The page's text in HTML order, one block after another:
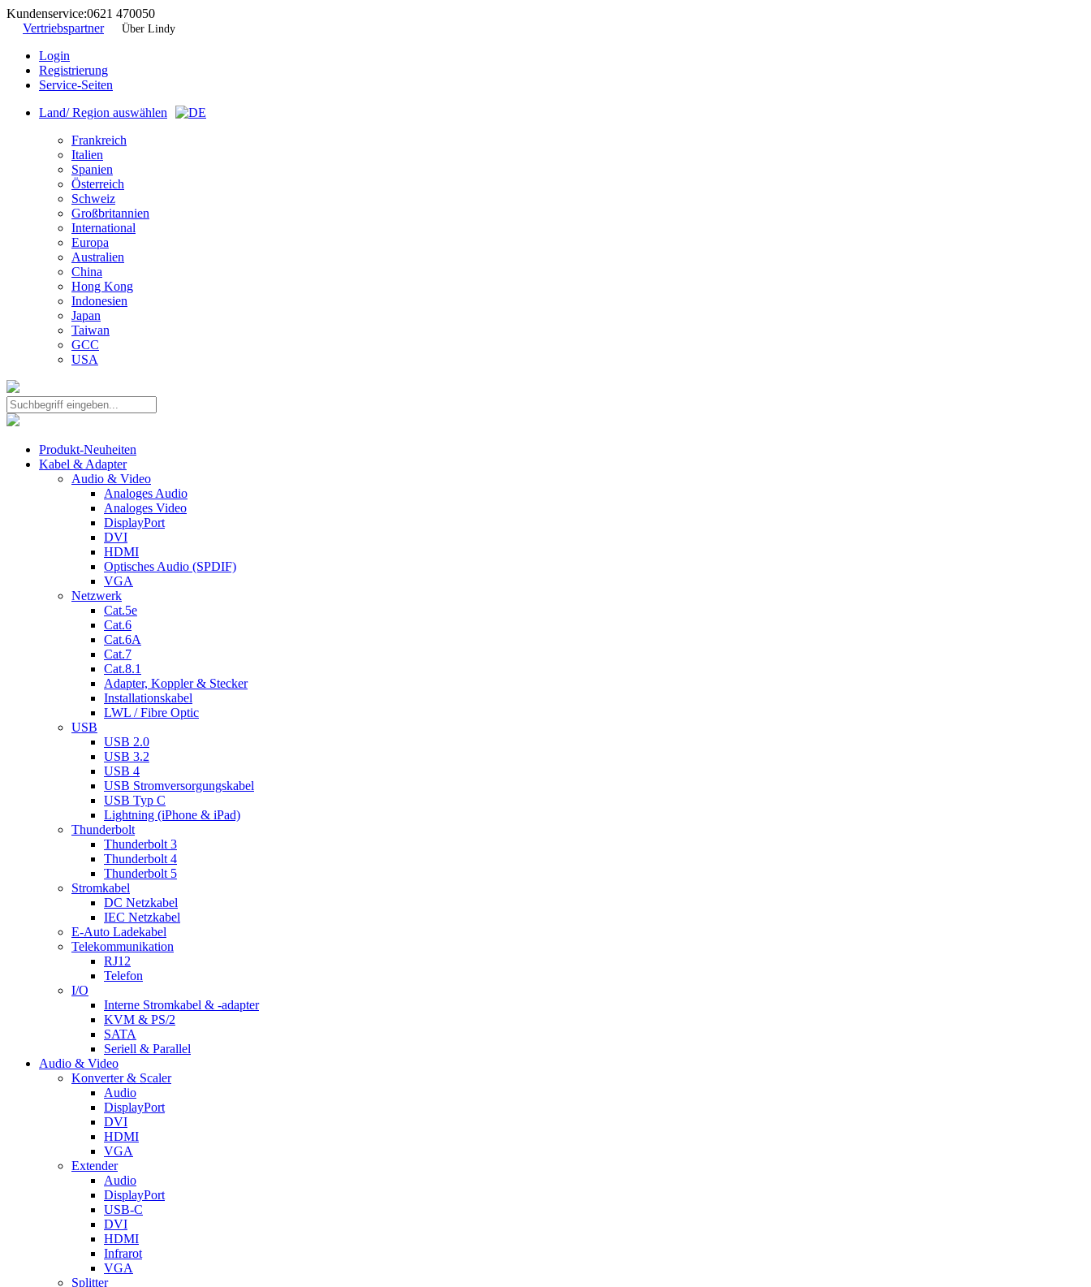
Kundenservice:0621 470050
Vertriebspartner
Über Lindy
Login
Registrierung
Service-Seiten
Land/ Region auswählen
Frankreich
Italien
Spanien
Österreich
Schweiz
Großbritannien
International
Europa
Australien
China
Hong Kong
Indonesien
Japan
Taiwan
GCC
USA
Produkt-Neuheiten
Kabel & Adapter
Audio & Video
Analoges Audio
Analoges Video
DisplayPort
DVI
HDMI
Optisches Audio (SPDIF)
VGA
Netzwerk
Cat.5e
Cat.6
Cat.6A
Cat.7
Cat.8.1
Adapter, Koppler & Stecker
Installationskabel
LWL / Fibre Optic
USB
USB 2.0
USB 3.2
USB 4
USB Stromversorgungskabel
USB Typ C
Lightning (iPhone & iPad)
Thunderbolt
Thunderbolt 3
Thunderbolt 4
Thunderbolt 5
Stromkabel
DC Netzkabel
IEC Netzkabel
E-Auto Ladekabel
Telekommunikation
RJ12
Telefon
I/O
Interne Stromkabel & -adapter
KVM & PS/2
SATA
Seriell & Parallel
Audio & Video
Konverter & Scaler
Audio
DisplayPort
DVI
HDMI
VGA
Extender
Audio
DisplayPort
USB-C
DVI
HDMI
Infrarot
VGA
Splitter